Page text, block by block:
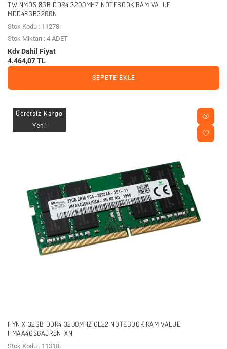
TWINMOS 8GB DDR4 3200MHZ NOTEBOOK RAM VALUE
MDD48GB3200N
Stok Kodu : 11278
Stok Miktarı : 4 ADET
Kdv Dahil Fiyat
4.464,07 TL
SEPETE EKLE
Ücretsiz Kargo
Yeni
HYNIX 32GB DDR4 3200MHZ CL22 NOTEBOOK RAM VALUE
HMAA4GS6AJR8N-XN
Stok Kodu : 11318